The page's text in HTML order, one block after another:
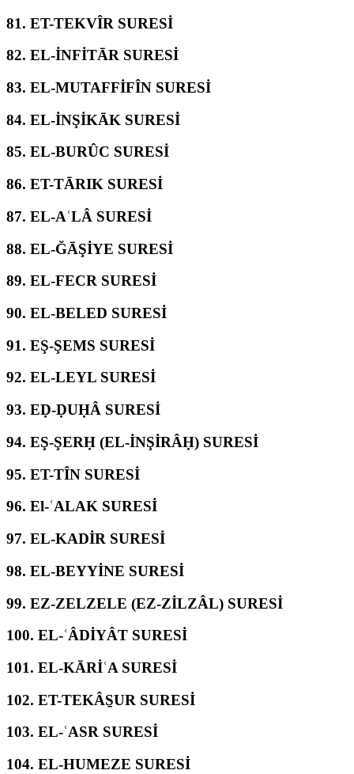
81. ET-TEKVÎR SURESİ
82. EL-İNFİTĀR SURESİ
83. EL-MUTAFFİFÎN SURESİ
84. EL-İNŞİKĀK SURESİ
85. EL-BURÛC SURESİ
86. ET-TĀRIK SURESİ
87. EL-AʿLÂ SURESİ
88. EL-ĞĀŞİYE SURESİ
89. EL-FECR SURESİ
90. EL-BELED SURESİ
91. EŞ-ŞEMS SURESİ
92. EL-LEYL SURESİ
93. EḌ-ḌUḤÂ SURESİ
94. EŞ-ŞERḤ (EL-İNŞİRÂḤ) SURESİ
95. ET-TÎN SURESİ
96. El-ʿALAK SURESİ
97. EL-KADİR SURESİ
98. EL-BEYYİNE SURESİ
99. EZ-ZELZELE (EZ-ZİLZÂL) SURESİ
100. EL-ʿÂDİYÂT SURESİ
101. EL-KĀRİʿA SURESİ
102. ET-TEKÂS̱UR SURESİ
103. EL-ʿASR SURESİ
104. EL-HUMEZE SURESİ